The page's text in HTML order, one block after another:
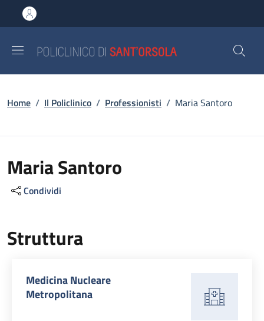
al contenuto principale
to footer content
Briciole di pane
Home / Il Policlinico / Professionisti / Maria Santoro
Maria Santoro
Condividi
Struttura
Medicina Nucleare
Metropolitana